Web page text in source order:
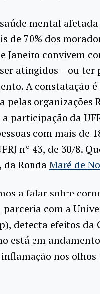
mental
de 70% dos
Janeiro convivem
atingidos – ou ter
A constatação é
organizações
a participação da
com mais de
n° 43, de 30/8.
da RondaMaré de
a falar sobre
parceria com a
detecta efeitos da
está em
nos